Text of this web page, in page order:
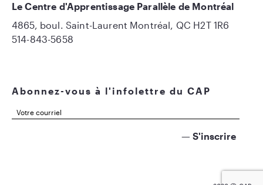
Abonnez-vous à l'infolettre du CAP
Le Centre d'Apprentissage Parallèle de Montréal
4865, boul. Saint-Laurent Montréal, QC H2T 1R6
514-843-5658